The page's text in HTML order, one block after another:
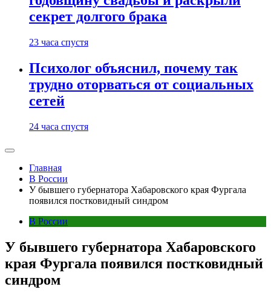
секрет долгого брака
23 часа спустя
Психолог объяснил, почему так
трудно оторваться от социальных
сетей
24 часа спустя
Главная
В России
У бывшего губернатора Хабаровского края Фургала
появился постковидный синдром
В России
У бывшего губернатора Хабаровского
края Фургала появился постковидный
синдром